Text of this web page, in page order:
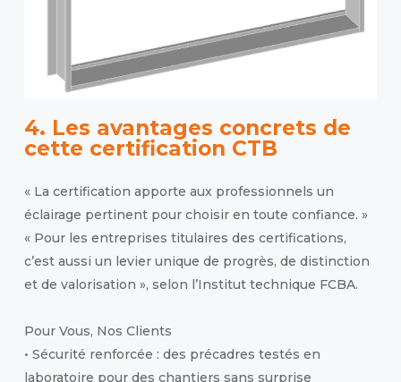
4. Les avantages concrets de
cette certification CTB
« La certification apporte aux professionnels un
éclairage pertinent pour choisir en toute confiance. »
« Pour les entreprises titulaires des certifications,
c’est aussi un levier unique de progrès, de distinction
et de valorisation », selon l’Institut technique FCBA.
Pour Vous, Nos Clients
• Sécurité renforcée : des précadres testés en
laboratoire pour des chantiers sans surprise